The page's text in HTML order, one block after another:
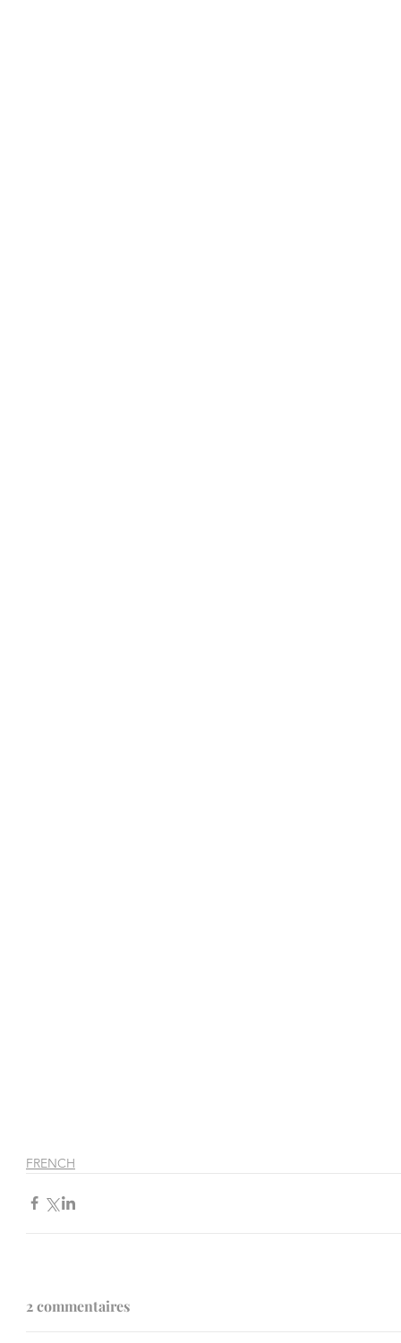
FRENCH
2 commentaires